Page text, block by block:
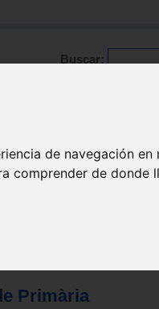
de navegación
comprender de donde
Buscar:
Primària